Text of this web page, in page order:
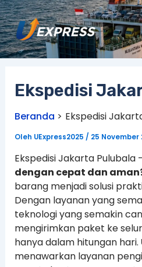
Lewati
ke
konten
Ekspedisi
Beranda Ekspedisi
Oleh UExpress2025 / 25 November
Ekspedisi Jakarta Pulubala
dengan cepat dan
barang menjadi solusi
Dengan layanan yang
teknologi yang semakin
mengirimkan paket ke
hanya dalam hitungan hari.
menawarkan layanan